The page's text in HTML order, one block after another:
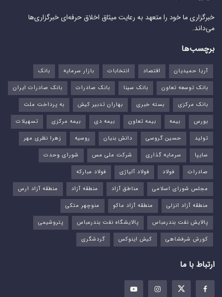
خبرگزاری ما خود را متعهد به رعایت میثاق اخلاق حرفه‌ای خبرگزاری‌ها
می‌داند.
برچسب‌ها
آریا حمیدیان اقتصاد انتخابات بازار سرمایه
بانک
بانک توسعه تعاون
بانک سینا بانک صادرات
بانک صادرات ایران
بانک مرکزی
بسته خبری بهاران تدبیر کیش
به پرداخت ملت
بورس‌
بیمه بیمه تعاون بیمه دی بیمه مرکزی
تسهیلات
تولید
حسین گروسی دانش بنیان روسیه
زهرا نظری مهر
سایپا
سرمایه گذاری شرکت ملی مس
شورای وحدت
صادرات
فولاد فولاد آلیاژی
فولاد مبارکه
مجلس شورای اسلامی
مناطق آزاد منطقه آزاد
منطقه آزاد ارس
منطقه آزاد انزلی
منطقه آزاد ماکو
منوچهر متکی
پالایش نفت بندرعباس
پالایشگاه نفت بندرعباس
پتروشیمی
کورش شرفشاهی
کیش اینوکس گردشگری
ارتباط با ما